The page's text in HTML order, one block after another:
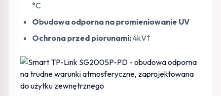
°C
Obudowa odporna na promieniowanie UV
Ochrona przed piorunami:4kV†